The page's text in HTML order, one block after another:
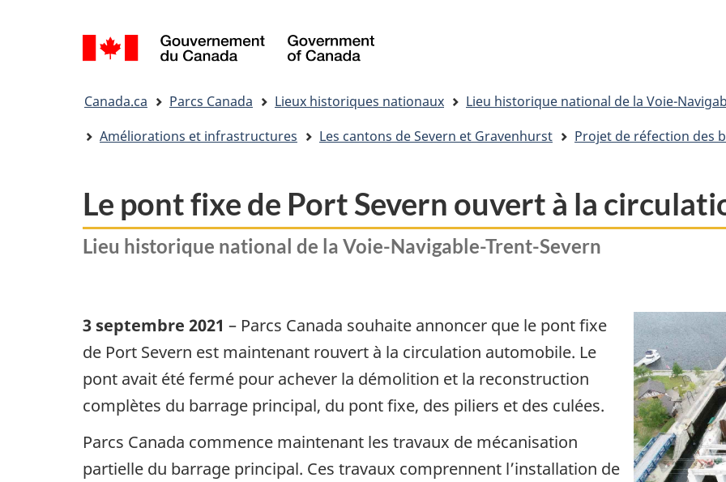
du
HTML
de
la
langue
/
of
ici&nbsp;:
Canada.ca Parcs Canada Lieux historiques nationaux Lieu historique national de la Voie-
Améliorations et infrastructures
Les cantons de Severn et Gravenhurst Projet de réfection des
Le pont fixe de Port Severn ouvert à la
Lieu historique national de la Voie-Navigable-Trent-Severn
3 septembre 2021 – Parcs Canada souhaite annoncer que le pont fixe
de Port Severn est maintenant rouvert à la circulation automobile. Le
pont avait été fermé pour achever la démolition et la reconstruction
complètes du barrage principal, du pont fixe, des piliers et des culées.
Parcs Canada commence maintenant les travaux de mécanisation
partielle du barrage principal. Ces travaux comprennent l’installation de